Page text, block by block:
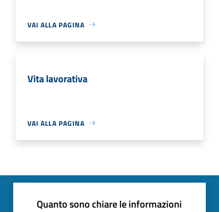
VAI ALLA PAGINA
Vita lavorativa
VAI ALLA PAGINA
Quanto sono chiare le informazioni